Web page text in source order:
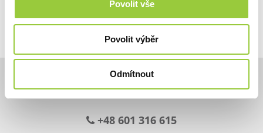
Povolit vše
Povolit výběr
Odmítnout
+48 601 316 615